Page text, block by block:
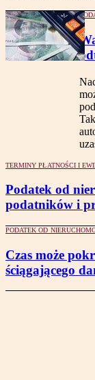
TERMINY PŁATNOŚCI I
Podatek od
podatników i
PODATEK OD
Czas może
ściągającego